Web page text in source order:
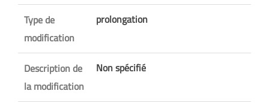
Type de
modification
prolongation
Description de
la modification
Non spécifié